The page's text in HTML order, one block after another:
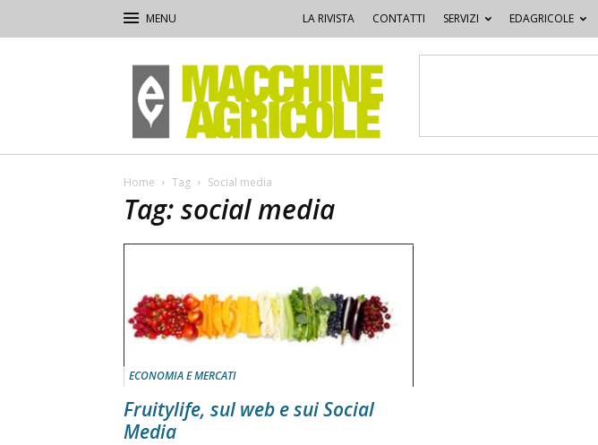
LA RIVISTA CONTATTI SERVIZI EDAGRICOLE
Macchine
Agricole
Home Tag Social media
Tag: social media
ECONOMIA E MERCATI
Fruitylife, sul web e sui Social
Media